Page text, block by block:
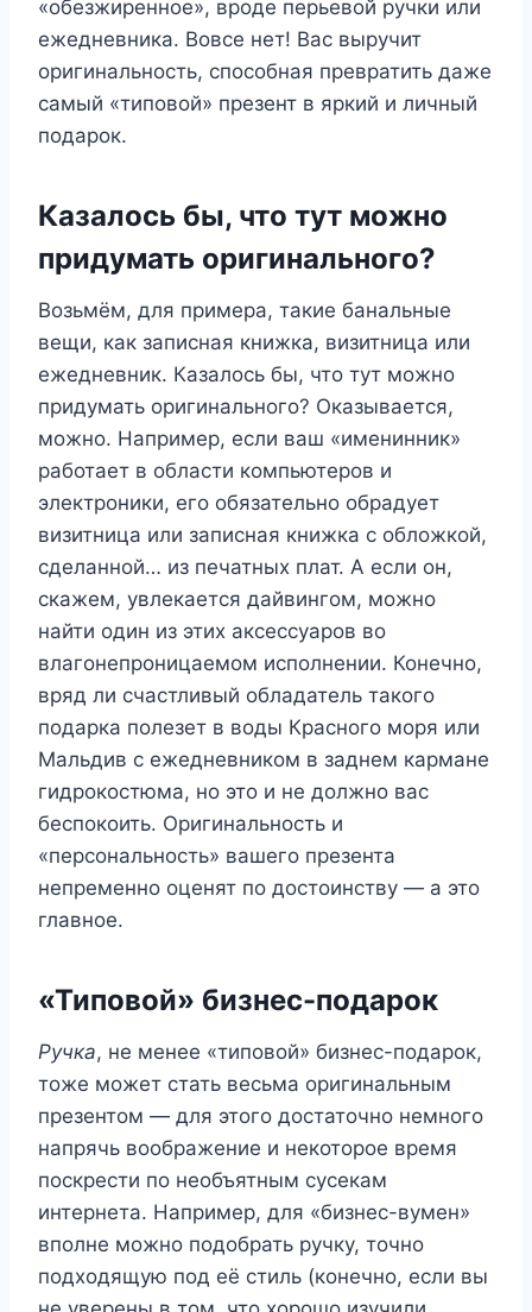
«обезжиренное», вроде перьевой ручки или
ежедневника. Вовсе нет! Вас выручит
оригинальность, способная превратить даже
самый «типовой» презент в яркий и личный
подарок.
Казалось бы, что тут можно
придумать оригинального?
Возьмём, для примера, такие банальные
вещи, как записная книжка, визитница или
ежедневник. Казалось бы, что тут можно
придумать оригинального? Оказывается,
можно. Например, если ваш «именинник»
работает в области компьютеров и
электроники, его обязательно обрадует
визитница или записная книжка с обложкой,
сделанной… из печатных плат. А если он,
скажем, увлекается дайвингом, можно
найти один из этих аксессуаров во
влагонепроницаемом исполнении. Конечно,
вряд ли счастливый обладатель такого
подарка полезет в воды Красного моря или
Мальдив с ежедневником в заднем кармане
гидрокостюма, но это и не должно вас
беспокоить. Оригинальность и
«персональность» вашего презента
непременно оценят по достоинству — а это
главное.
«Типовой» бизнес-подарок
Ручка, не менее «типовой» бизнес-подарок,
тоже может стать весьма оригинальным
презентом — для этого достаточно немного
напрячь воображение и некоторое время
поскрести по необъятным сусекам
интернета. Например, для «бизнес-вумен»
вполне можно подобрать ручку, точно
подходящую под её стиль (конечно, если вы